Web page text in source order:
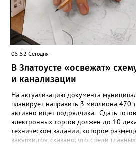
05:52 Сегодня
В Златоусте «освежат»
и канализации
На актуализацию документа
планирует направить 3 миллиона 470
активно ищет подрядчика. Сдать
электронных торгов должен до 10
техническом задании, которое
закупки.гоу, сказано, что среди